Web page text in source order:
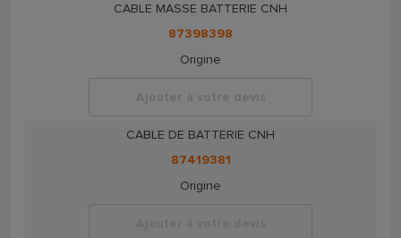
CABLE MASSE BATTERIE CNH
87398398
Origine
Ajouter à votre devis
CABLE DE BATTERIE CNH
87419381
Origine